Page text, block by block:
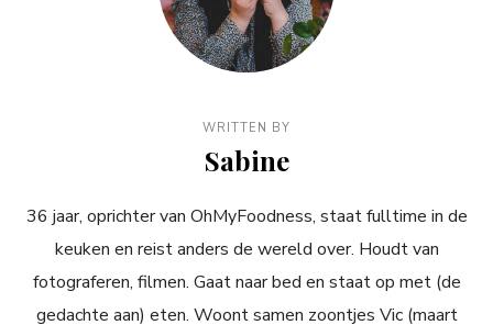
WRITTEN BY
Sabine
36 jaar, oprichter van OhMyFoodness, staat fulltime in de
keuken en reist anders de wereld over. Houdt van
fotograferen, filmen. Gaat naar bed en staat op met (de
gedachte aan) eten. Woont samen zoontjes Vic (maart